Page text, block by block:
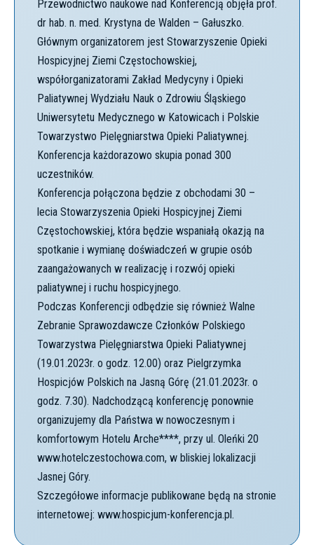
Przewodnictwo naukowe nad Konferencją objęła prof.
dr hab. n. med. Krystyna de Walden – Gałuszko.
Głównym organizatorem jest Stowarzyszenie Opieki
Hospicyjnej Ziemi Częstochowskiej,
współorganizatorami Zakład Medycyny i Opieki
Paliatywnej Wydziału Nauk o Zdrowiu Śląskiego
Uniwersytetu Medycznego w Katowicach i Polskie
Towarzystwo Pielęgniarstwa Opieki Paliatywnej.
Konferencja każdorazowo skupia ponad 300
uczestników.
Konferencja połączona będzie z obchodami 30 –
lecia Stowarzyszenia Opieki Hospicyjnej Ziemi
Częstochowskiej, która będzie wspaniałą okazją na
spotkanie i wymianę doświadczeń w grupie osób
zaangażowanych w realizację i rozwój opieki
paliatywnej i ruchu hospicyjnego.
Podczas Konferencji odbędzie się również Walne
Zebranie Sprawozdawcze Członków Polskiego
Towarzystwa Pielęgniarstwa Opieki Paliatywnej
(19.01.2023r. o godz. 12.00) oraz Pielgrzymka
Hospicjów Polskich na Jasną Górę (21.01.2023r. o
godz. 7.30). Nadchodzącą konferencję ponownie
organizujemy dla Państwa w nowoczesnym i
komfortowym Hotelu Arche****, przy ul. Oleńki 20
www.hotelczestochowa.com, w bliskiej lokalizacji
Jasnej Góry.
Szczegółowe informacje publikowane będą na stronie
internetowej: www.hospicjum-konferencja.pl.